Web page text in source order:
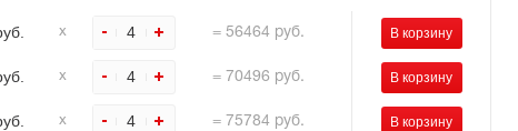
х 4 = 56464 руб.
х 4 = 70496 руб.
х 4 = 75784 руб.